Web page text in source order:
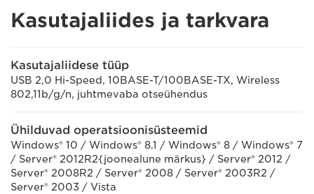
Kasutajaliides ja tarkvara
Kasutajaliidese tüüp
USB 2,0 Hi-Speed, 10BASE-T/100BASE-TX, Wireless
802,11b/g/n, juhtmevaba otseühendus
Ühilduvad operatsioonisüsteemid
Windows® 10 / Windows® 8.1 / Windows® 8 / Windows® 7
/ Server® 2012R2{joonealune märkus} / Server® 2012 /
Server® 2008R2 / Server® 2008 / Server® 2003R2 /
Server® 2003 / Vista